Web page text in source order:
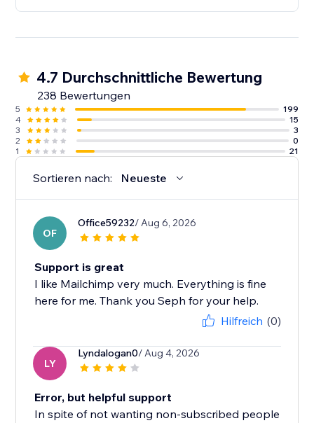
4.7 Durchschnittliche Bewertung
238 Bewertungen
5
199
4
15
3
3
2
0
1
21
Sortieren nach: Neueste
OF
Office59232/ Aug 6, 2026
Support is great
I like Mailchimp very much. Everything is fine
here for me. Thank you Seph for your help.
Hilfreich (0)
LY
Lyndalogan0/ Aug 4, 2026
Error, but helpful support
In spite of not wanting non-subscribed people